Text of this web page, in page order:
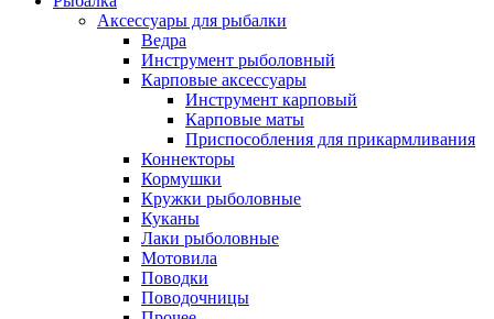
Аксессуары для рыбалки
Ведра
Инструмент рыболовный
Карповые аксессуары
Инструмент карповый
Карповые маты
Приспособления для прикармливания
Коннекторы
Кормушки
Кружки рыболовные
Куканы
Лаки рыболовные
Мотовила
Поводки
Поводочницы